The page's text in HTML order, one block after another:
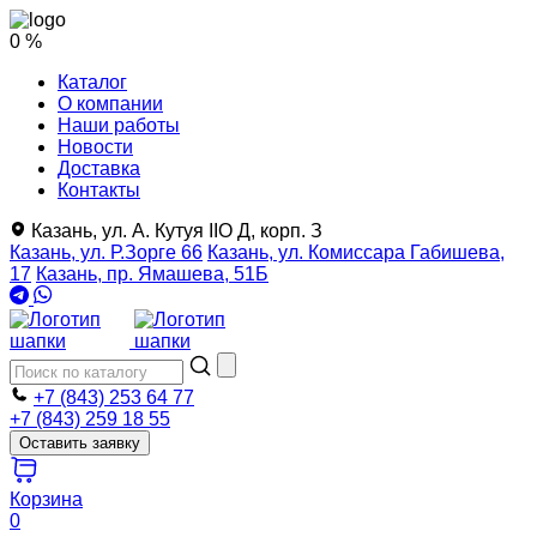
0 %
Каталог
О компании
Наши работы
Новости
Доставка
Контакты
Казань, ул. А. Кутуя IIO Д, корп. З
Казань, ул. Р.Зорге 66 Казань, ул. Комиссара Габишева,
17 Казань, пр. Ямашева, 51Б
+7 (843) 253 64 77
+7 (843) 259 18 55
Оставить заявку
Корзина
0